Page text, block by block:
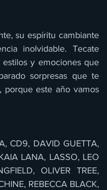
su espíritu cambiante
inolvidable. Tecate
y emociones que
sorpresas que te
porque este año vamos
CD9, DAVID GUETTA,
LANA, LASSO, LEO
OLIVER TREE,
REBECCA BLACK,